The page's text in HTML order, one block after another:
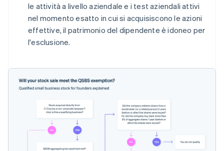
le attività a livello aziendale e i test aziendali attivi
nel momento esatto in cui si acquisiscono le azioni
effettive, il patrimonio del dipendente è idoneo per
l'esclusione.